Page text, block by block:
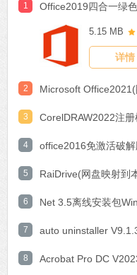
1 Office2019四合一绿
5.15 MB
详情
2
3
4 office2016免激活破
5
6
7 auto uninstaller
8
下载